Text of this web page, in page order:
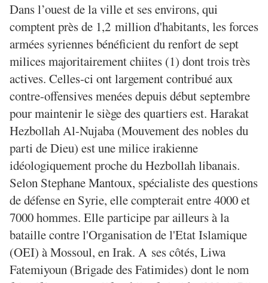
Dans l’ouest de la ville et ses environs, qui
comptent près de 1,2 million d'habitants, les forces
armées syriennes bénéficient du renfort de sept
milices majoritairement chiites (1) dont trois très
actives. Celles-ci ont largement contribué aux
contre-offensives menées depuis début septembre
pour maintenir le siège des quartiers est. Harakat
Hezbollah Al-Nujaba (Mouvement des nobles du
parti de Dieu) est une milice irakienne
idéologiquement proche du Hezbollah libanais.
Selon Stephane Mantoux, spécialiste des questions
de défense en Syrie, elle compterait entre 4000 et
7000 hommes. Elle participe par ailleurs à la
bataille contre l'Organisation de l'Etat Islamique
(OEI) à Mossoul, en Irak. A ses côtés, Liwa
Fatemiyoun (Brigade des Fatimides) dont le nom